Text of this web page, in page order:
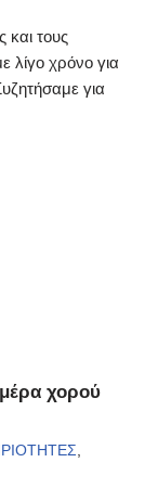
και τους
λίγο χρόνο για
για
χορού